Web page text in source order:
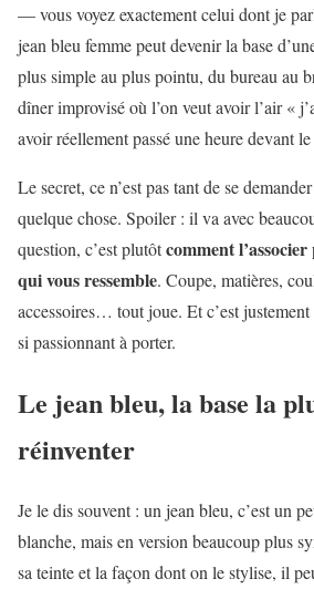
— vous voyez exactement celui dont je
jean bleu femme peut devenir la base
plus simple au plus pointu, du bureau au
dîner improvisé où l’on veut avoir l’air «
avoir réellement passé une heure devant
Le secret, ce n’est pas tant de se
quelque chose. Spoiler : il va avec
question, c’est plutôtcomment
qui vous ressemble. Coupe, matières,
accessoires… tout joue. Et c’est
si passionnant à porter.
Le jean bleu, la base la
réinventer
Je le dis souvent : un jean bleu, c’est un
blanche, mais en version beaucoup plus
sa teinte et la façon dont on le stylise, il